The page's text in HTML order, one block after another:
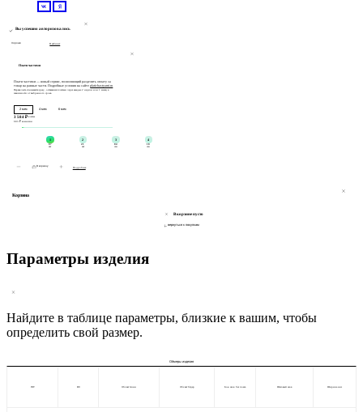
Вы успешно авторизовались
Хорошо В кабинет
Плати частями
Плати частями — новый сервис, позволяющий разделить оплату за
товар на равные части. Подробные условия на сайтеplatichastyami.ru
Первая часть списывается сразу, оставшиеся платежи через каждые 2 недели или 1 месяц в
зависимости от выбранного срока.
2 мес 4 мес 6 мес
3 584 ₽платеж
683 ₽ комиссии
1
07
авг
2
21
авг
3
04
сен
4
18
сен
В корзину Подробнее
Корзина
В корзине пусто
вернуться к покупкам
Параметры изделия
Найдите в таблице параметры, близкие к вашим, чтобы
определить свой размер.
Обмеры изделия
INT Обхват талии Обхват бёдер Бок. шов без пояса Шаговый шов Ширина низ